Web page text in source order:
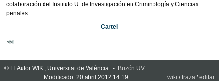
colaboración del Instituto U. de Investigación en Criminología y Ciencias
penales.
Cartel
© El Autor WIKI, Universitat de València - Buzón UV
Modificado: 20 abril 2012 14:19
wiki /traza /editar